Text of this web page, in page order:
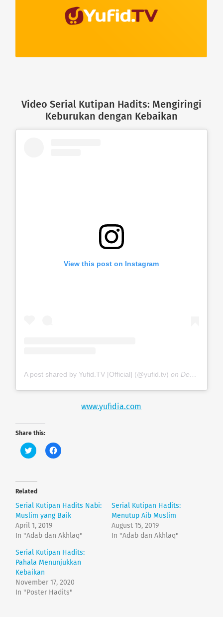
Video Serial Kutipan Hadits: Mengiringi
Keburukan dengan Kebaikan
View this post on Instagram
A post shared by Yufid.TV [Official] (@yufid.tv) onDec 7, 2019 at 4:12am PST
www.yufidia.com
Share this:
C
l
t
o
s
h
a
r
e
o
n
T
i
t
t
e
r
(
O
C
l
a
r
e
n
F
c
e
b
o
k
(
Related
Serial Kutipan Hadits Nabi:
Muslim yang Baik
April 1, 2019
In "Adab dan Akhlaq"
Serial Kutipan Hadits:
Menutup Aib Muslim
August 15, 2019
In "Adab dan Akhlaq"
Serial Kutipan Hadits:
Pahala Menunjukkan
Kebaikan
November 17, 2020
In "Poster Hadits"